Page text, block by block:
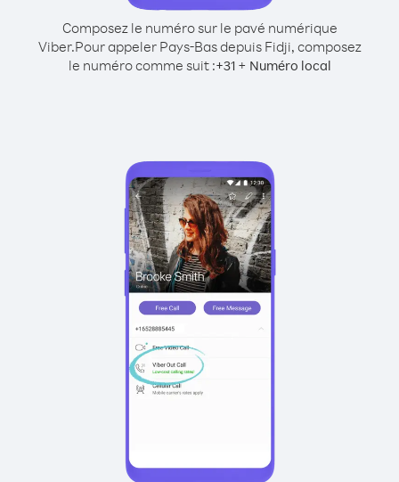
Composez le numéro sur le pavé numérique
Viber.Pour appeler Pays-Bas depuis Fidji, composez
le numéro comme suit :+31+ Numéro local